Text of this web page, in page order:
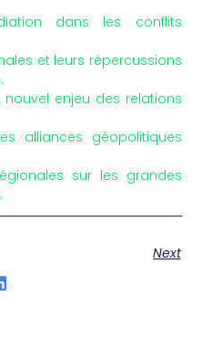
dans les conflits
et leurs répercussions
nouvel enjeu des relations
alliances géopolitiques
sur les grandes
Next